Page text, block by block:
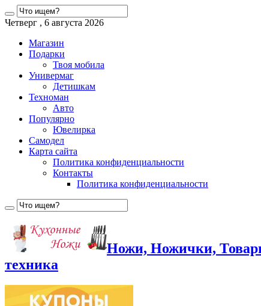
Четверг , 6 августа 2026
Магазин
Подарки
Твоя мобила
Универмаг
Детишкам
Техноман
Авто
Популярно
Ювелирка
Самодел
Карта сайта
Политика конфиденциальности
Контакты
Политика конфиденциальности
Ножи, Ножички,
техника